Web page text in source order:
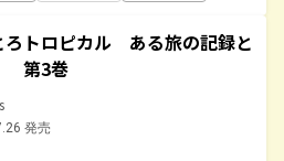
ろトロピカル ある旅の記録と
第3巻
発売